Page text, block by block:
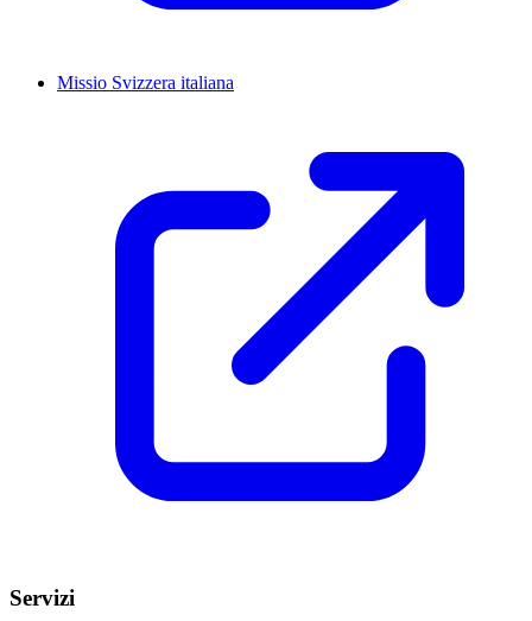
Missio Svizzera italiana
Servizi